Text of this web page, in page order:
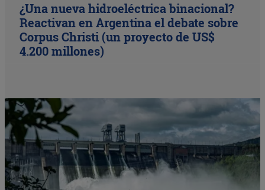
¿Una nueva hidroeléctrica binacional?
Reactivan en Argentina el debate sobre
Corpus Christi (un proyecto de US$
4.200 millones)